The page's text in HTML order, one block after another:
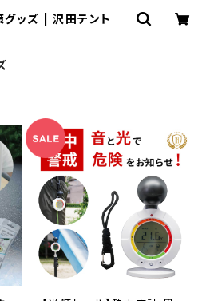
ッズ | 沢田テント